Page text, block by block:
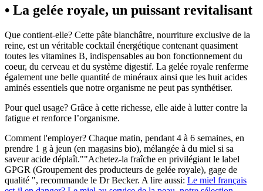
• La gelée royale, un puissant revitalisant
Que contient-elle? Cette pâte blanchâtre, nourriture exclusive de la
reine, est un véritable cocktail énergétique contenant quasiment
toutes les vitamines B, indispensables au bon fonctionnement du
coeur, du cerveau et du système digestif. La gelée royale renferme
également une belle quantité de minéraux ainsi que les huit acides
aminés essentiels que notre organisme ne peut pas synthétiser.
Pour quel usage? Grâce à cette richesse, elle aide à lutter contre la
fatigue et renforce l’organisme.
Comment l'employer? Chaque matin, pendant 4 à 6 semaines, en
prendre 1 g à jeun (en magasins bio), mélangée à du miel si sa
saveur acide déplaît.""Achetez-la fraîche en privilégiant le label
GPGR (Groupement des producteurs de gelée royale), gage de
qualité ", recommande le Dr Becker. A lire aussi: Le miel français